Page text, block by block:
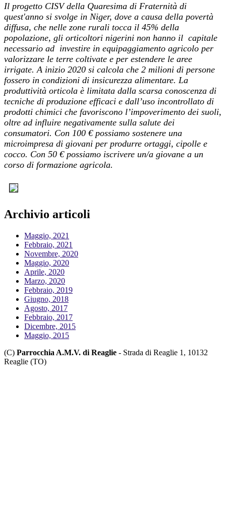
Il progetto CISV della Quaresima di Fraternità di
quest'anno si svolge in Niger, dove a causa della povertà
diffusa, che nelle zone rurali tocca il 45% della
popolazione, gli orticoltori nigerini non hanno il capitale
necessario ad investire in equipaggiamento agricolo per
valorizzare le terre coltivate e per estendere le aree
irrigate. A inizio 2020 si calcola che 2 milioni di persone
fossero in condizioni di insicurezza alimentare. La
produttività orticola è limitata dalla scarsa conoscenza di
tecniche di produzione efficaci e dall’uso incontrollato di
prodotti chimici che favoriscono l’impoverimento dei suoli,
oltre ad influire negativamente sulla salute dei
consumatori. Con 100 € possiamo sostenere una
microimpresa di giovani per produrre ortaggi, cipolle e
cocco. Con 50 € possiamo iscrivere un/a giovane a un
corso di formazione agricola.
Archivio articoli
Maggio, 2021
Febbraio, 2021
Novembre, 2020
Maggio, 2020
Aprile, 2020
Marzo, 2020
Febbraio, 2019
Giugno, 2018
Agosto, 2017
Febbraio, 2017
Dicembre, 2015
Maggio, 2015
(C) Parrocchia A.M.V. di Reaglie - Strada di Reaglie 1, 10132
Reaglie (TO)